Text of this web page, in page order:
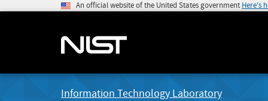
An official website of the United States government Here's
Information Technology Laboratory